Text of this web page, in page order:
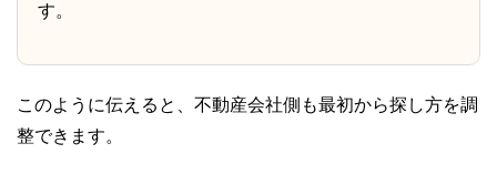
す。
このように伝えると、不動産会社側も最初から探し方を調
整できます。